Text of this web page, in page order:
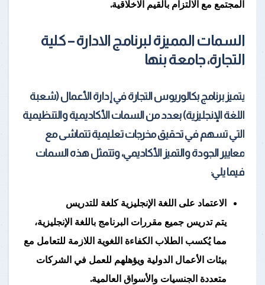
المجتمع مع الالتزام بالقيم الاخلاقية.
السمات المميزة لبرنامج الادارة – كلية
التجارة، جامعة بنها
يتميز برنامج بكالوريوس التجارة في إدارة الأعمال (شعبة
اللغة الإنجليزية) بعدد من السمات الأكاديمية والتنظيمية
التي تسهم في تحقيق مخرجات تعليمية تتماشى مع
معايير الجودة والتميز الأكاديمي، وتتمثل هذه السمات
فيما يلي:
الاعتماد على اللغة الإنجليزية كلغة للتدريس
يتم تدريس جميع مقررات البرنامج باللغة الإنجليزية،
مما يُكسب الطلاب الكفاءة اللغوية اللازمة للتعامل مع
بيئات الأعمال الدولية ويؤهلهم للعمل في الشركات
متعددة الجنسيات والأسواق العالمية.